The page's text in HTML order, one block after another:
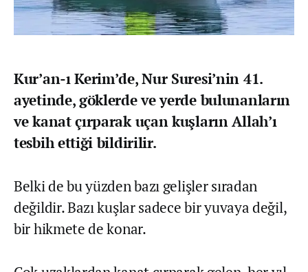
Kur’an-ı Kerim’de, Nur Suresi’nin 41.
ayetinde, göklerde ve yerde bulunanların
ve kanat çırparak uçan kuşların Allah’ı
tesbih ettiği bildirilir.
Belki de bu yüzden bazı gelişler sıradan
değildir. Bazı kuşlar sadece bir yuvaya değil,
bir hikmete de konar.